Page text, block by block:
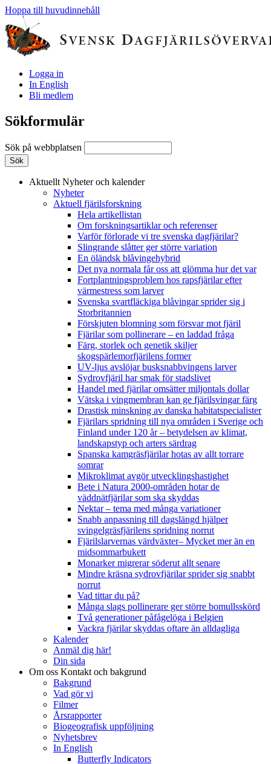
Hoppa till huvudinnehåll
Logga in
In English
Bli medlem
Sökformulär
Sök på webbplatsen
Aktuellt Nyheter och kalender
Nyheter
Aktuell fjärilsforskning
Hela artikellistan
Om forskningsartiklar och referenser
Varför förlorade vi tre svenska dagfjärilar?
Slingrande slåtter ger större variation
En öländsk blåvingehybrid
Det nya normala får oss att glömma hur det var
Fortplantningsproblem hos rapsfjärilar efter
värmestress som larver
Svenska svartfläckiga blåvingar sprider sig i
Storbritannien
Förskjuten blomning som försvar mot fjäril
Fjärilar som pollinerare – en laddad fråga
Färg, storlek och genetik skiljer
skogspärlemorfjärilens former
UV-ljus avslöjar busksnabbvingens larver
Sydrovfjäril har smak för stadslivet
Handel med fjärilar omsätter miljontals dollar
Vätska i vingmembran kan ge fjärilsvingar färg
Drastisk minskning av danska habitatspecialister
Fjärilars spridning till nya områden i Sverige och
Finland under 120 år– betydelsen av klimat,
landskapstyp och arters särdrag
Spanska kamgräsfjärilar hotas av allt torrare
somrar
Mikroklimat avgör utvecklingshastighet
Bete i Natura 2000-områden hotar de
väddnätfjärilar som ska skyddas
Nektar – tema med många variationer
Snabb anpassning till dagslängd hjälper
svingelgräsfjärilens spridning norrut
Fjärilslarvernas värdväxter– Mycket mer än en
midsommarbukett
Monarker migrerar söderut allt senare
Mindre kräsna sydrovfjärilar sprider sig snabbt
norrut
Vad tittar du på?
Många slags pollinerare ger större bomullsskörd
Två generationer påfågelöga i Belgien
Vackra fjärilar skyddas oftare än alldagliga
Kalender
Anmäl dig här!
Din sida
Om oss Kontakt och bakgrund
Bakgrund
Vad gör vi
Filmer
Årsrapporter
Biogeografisk uppföljning
Nyhetsbrev
In English
Butterfly Indicators